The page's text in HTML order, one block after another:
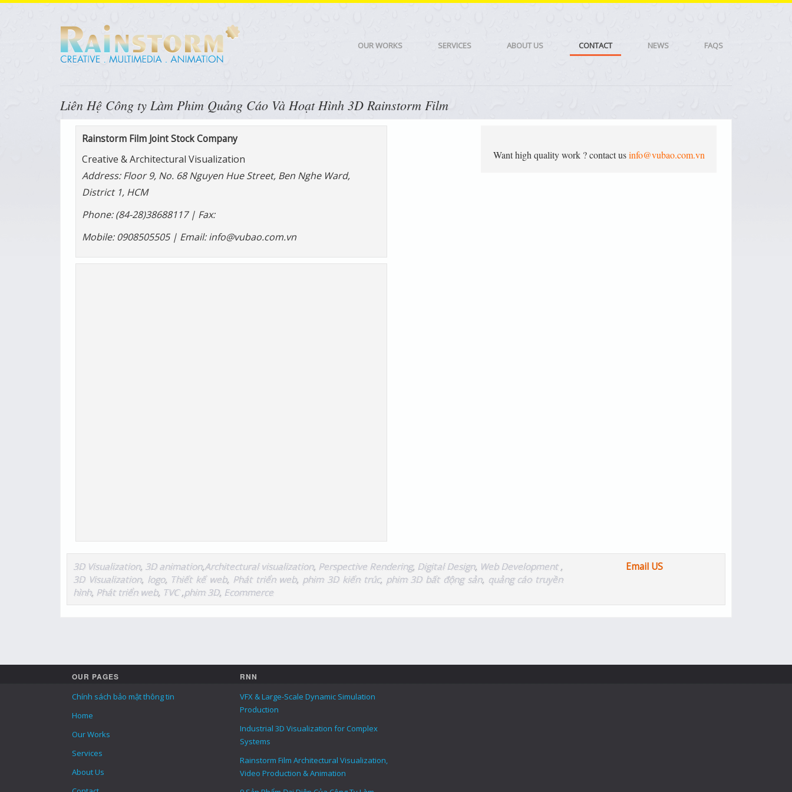
OUR WORKS SERVICES ABOUT US CONTACT NEWS FAQS
Liên Hệ Công ty Làm Phim Quảng Cáo Và Hoạt Hình 3D Rainstorm Film
Rainstorm Film Joint Stock Company
Creative & Architectural Visualization
Address: Floor 9, No. 68 Nguyen Hue Street, Ben Nghe Ward,
District 1, HCM
Phone: (84-28)38688117 | Fax:
Mobile: 0908505505 | Email: info@vubao.com.vn
Want high quality work ? contact usinfo@vubao.com.vn
3D Visualization, 3D animation,Architectural visualization, Perspective Rendering, Digital Design, Web Development,
3D Visualization, logo, Thiết kế web, Phát triển web, phim 3D kiến trúc, phim 3D bất động sản, quảng cáo truyền
hình, Phát triển web, TVC,phim 3D, Ecommerce
Email US
OUR PAGES
Chính sách bảo mật thông tin
Home
Our Works
Services
About Us
RNN
VFX & Large-Scale Dynamic Simulation
Production
Industrial 3D Visualization for Complex
Systems
Rainstorm Film Architectural Visualization,
Video Production & Animation